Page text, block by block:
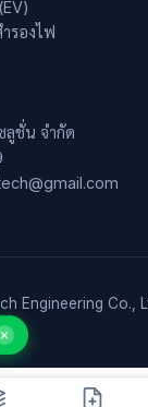
รองไฟ
ลูชั่น จำกัด
Engineering Co.,
✕